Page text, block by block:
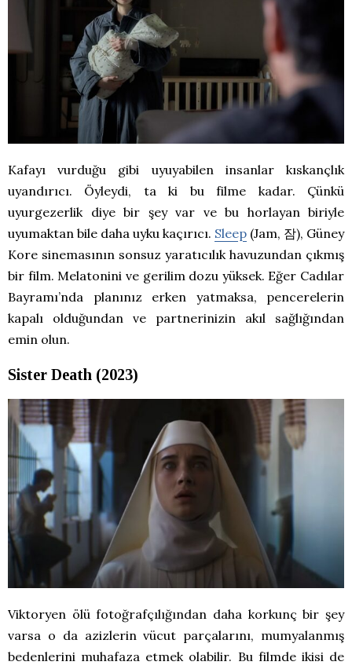
Kafayı vurduğu gibi uyuyabilen insanlar kıskançlık
uyandırıcı. Öyleydi, ta ki bu filme kadar. Çünkü
uyurgezerlik diye bir şey var ve bu horlayan biriyle
uyumaktan bile daha uyku kaçırıcı. Sleep (Jam, 잠), Güney
Kore sinemasının sonsuz yaratıcılık havuzundan çıkmış
bir film. Melatonini ve gerilim dozu yüksek. Eğer Cadılar
Bayramı’nda planınız erken yatmaksa, pencerelerin
kapalı olduğundan ve partnerinizin akıl sağlığından
emin olun.
Sister Death (2023)
Viktoryen ölü fotoğrafçılığından daha korkunç bir şey
varsa o da azizlerin vücut parçalarını, mumyalanmış
bedenlerini muhafaza etmek olabilir. Bu filmde ikisi de